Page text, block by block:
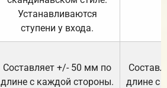
Устанавливаются
ступени у входа.
Составляет +/- 50 мм по
длине с каждой стороны.
длине с